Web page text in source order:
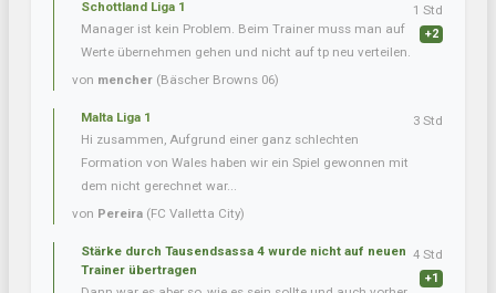
Schottland Liga 1
Manager ist kein Problem. Beim Trainer muss man auf
Werte übernehmen gehen und nicht auf tp neu verteilen.
von mencher (Bäscher Browns 06)
1 Std
+2
Malta Liga 1
Hi zusammen, Aufgrund einer ganz schlechten
Formation von Wales haben wir ein Spiel gewonnen mit
dem nicht gerechnet war...
von Pereira (FC Valletta City)
3 Std
Stärke durch Tausendsassa 4 wurde nicht auf neuen
Trainer übertragen
4 Std
+1